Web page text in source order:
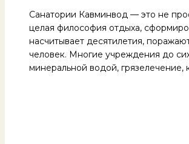
Санатории Кавминвод — это не
целая философия отдыха,
насчитывает десятилетия,
человек. Многие учреждения до
минеральной водой, грязелечение,